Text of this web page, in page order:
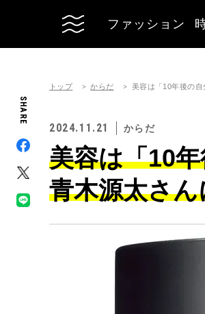
ファッション
SHARE
トップ からだ 美容は「10年後の
2024.11.21 からだ
美容は「10
青木源太さ